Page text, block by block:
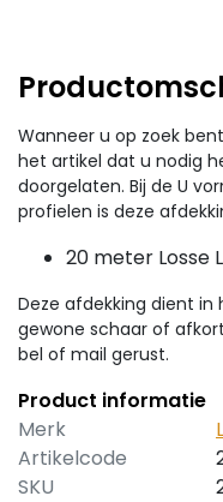
Wanneer u op zoek
het artikel dat u nodig
doorgelaten. Bij de U
profielen is deze
20 meter Losse
Deze afdekking dient
gewone schaar of
bel of mail gerust.
Product informatie
Merk
Artikelcode
SKU